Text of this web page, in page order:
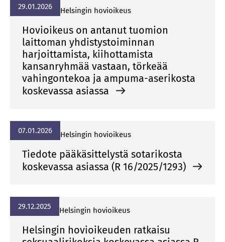
29.01.2026 Helsingin hovioikeus
Hovioikeus on antanut tuomion
laittoman yhdistystoiminnan
harjoittamista, kiihottamista
kansanryhmää vastaan, törkeää
vahingontekoa ja ampuma-aserikosta
koskevassa asiassa
07.01.2026 Helsingin hovioikeus
Tiedote pääkäsittelystä sotarikosta
koskevassa asiassa (R 16/2025/1293)
29.12.2025 Helsingin hovioikeus
Helsingin hovioikeuden ratkaisu